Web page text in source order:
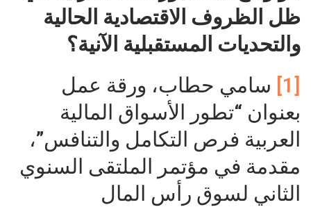
ظل الظروف الاقتصادية الحالية
والتحديات المستقبلية الآنية؟
[1]
سامي حطاب، ورقة عمل
بعنوان “تطور الأسواق المالية
العربية فرص التكامل والتنافس”،
مقدمة في مؤتمر الملتقى السنوي
الثاني لسوق رأس المال